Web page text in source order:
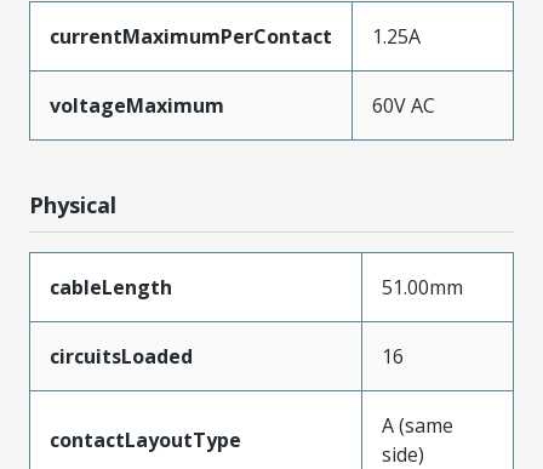
currentMaximumPerContact 1.25A
voltageMaximum 60V AC
Physical
cableLength 51.00mm
circuitsLoaded 16
contactLayoutType
A (same
side)